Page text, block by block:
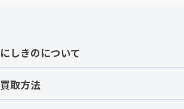
にしきのについて
買取方法